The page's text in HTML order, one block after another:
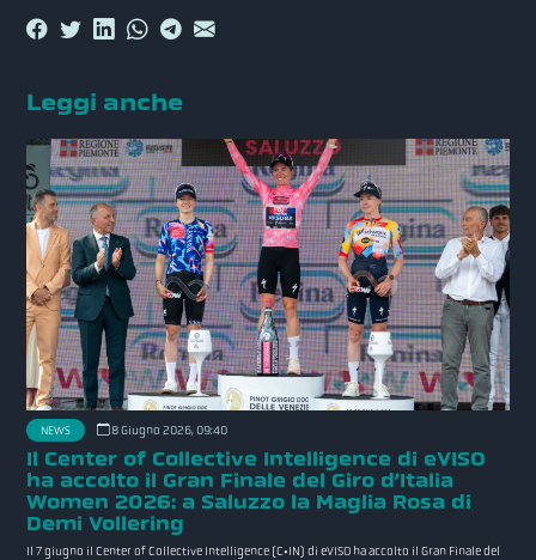
Leggi anche
NEWS 8 Giugno 2026, 09:40
Il Center of Collective Intelligence di eVISO
ha accolto il Gran Finale del Giro d’Italia
Women 2026: a Saluzzo la Maglia Rosa di
Demi Vollering
Il 7 giugno il Center of Collective Intelligence (C•IN) di eVISO ha accolto il Gran Finale del